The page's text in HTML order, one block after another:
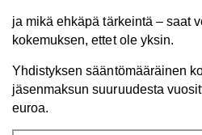
ja mikä ehkäpä tärkeintä – saat
kokemuksen, ettet ole yksin.
Yhdistyksen sääntömääräinen
jäsenmaksun suuruudesta
euroa.